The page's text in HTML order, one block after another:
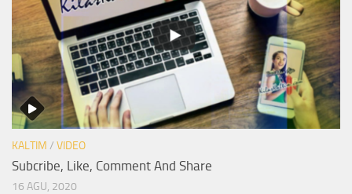
KALTIM / VIDEO
Subcribe, Like, Comment And Share
16 AGU, 2020